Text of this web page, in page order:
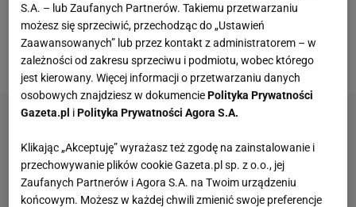
sąsiadów doprowadziła nie tylko do śmierci tysięcy
rosyjskich i ukraińskich żołnierzy, ale też do
problemów finansowych państwa agresora.
S.A. – lub Zaufanych Partnerów. Takiemu przetwarzaniu
możesz się sprzeciwić, przechodząc do „Ustawień
Zaawansowanych” lub przez kontakt z administratorem – w
zależności od zakresu sprzeciwu i podmiotu, wobec którego
jest kierowany. Więcej informacji o przetwarzaniu danych
osobowych znajdziesz w dokumenciePolityka Prywatności
Gazeta.pl iPolityka Prywatności Agora S.A.
Klikając „Akceptuję” wyrażasz też zgodę na zainstalowanie i
przechowywanie plików cookie Gazeta.pl sp. z o.o., jej
Zaufanych Partnerów i Agora S.A. na Twoim urządzeniu
końcowym. Możesz w każdej chwili zmienić swoje preferencje